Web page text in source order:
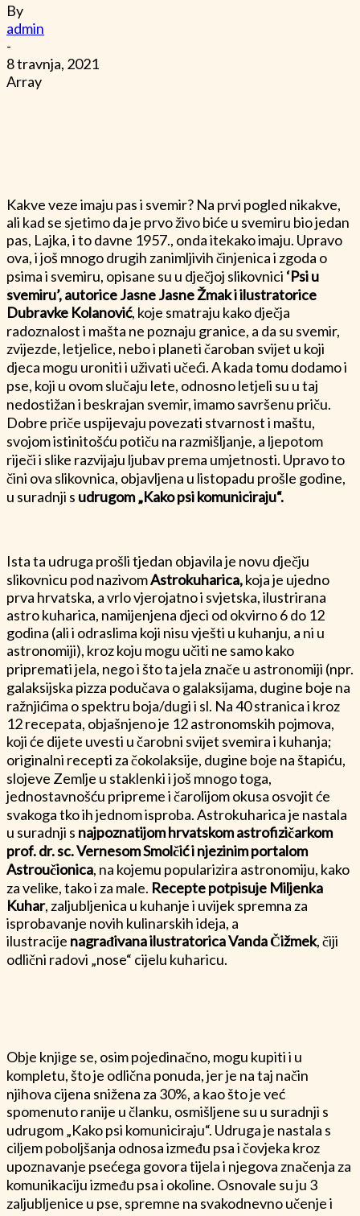
By
admin
-
8 travnja, 2021
Array
Kakve veze imaju pas i svemir? Na prvi pogled nikakve,
ali kad se sjetimo da je prvo živo biće u svemiru bio jedan
pas, Lajka, i to davne 1957., onda itekako imaju. Upravo
ova, i još mnogo drugih zanimljivih činjenica i zgoda o
psima i svemiru, opisane su u dječjoj slikovnici ‘Psi u
svemiru’, autorice Jasne Jasne Žmak i ilustratorice
Dubravke Kolanović, koje smatraju kako dječja
radoznalost i mašta ne poznaju granice, a da su svemir,
zvijezde, letjelice, nebo i planeti čaroban svijet u koji
djeca mogu uroniti i uživati učeći. A kada tomu dodamo i
pse, koji u ovom slučaju lete, odnosno letjeli su u taj
nedostižan i beskrajan svemir, imamo savršenu priču.
Dobre priče uspijevaju povezati stvarnost i maštu,
svojom istinitošću potiču na razmišljanje, a ljepotom
riječi i slike razvijaju ljubav prema umjetnosti. Upravo to
čini ova slikovnica, objavljena u listopadu prošle godine,
u suradnji s udrugom „Kako psi komuniciraju“.
Ista ta udruga prošli tjedan objavila je novu dječju
slikovnicu pod nazivomAstrokuharica,koja je ujedno
prva hrvatska, a vrlo vjerojatno i svjetska, ilustrirana
astro kuharica, namijenjena djeci od okvirno 6 do 12
godina (ali i odraslima koji nisu vješti u kuhanju, a ni u
astronomiji), kroz koju mogu učiti ne samo kako
pripremati jela, nego i što ta jela znače u astronomiji (npr.
galaksijska pizza podučava o galaksijama, dugine boje na
ražnjićima o spektru boja/dugi i sl. Na 40 stranica i kroz
12 recepata, objašnjeno je 12 astronomskih pojmova,
koji će dijete uvesti u čarobni svijet svemira i kuhanja;
originalni recepti za čokolaksije, dugine boje na štapiću,
slojeve Zemlje u staklenki i još mnogo toga,
jednostavnošću pripreme i čarolijom okusa osvojit će
svakoga tko ih jednom isproba. Astrokuharica je nastala
u suradnji s najpoznatijom hrvatskom astrofizičarkom
prof. dr. sc. Vernesom Smolčić i njezinim portalom
Astroučionica, na kojemu popularizira astronomiju, kako
za velike, tako i za male. Recepte potpisuje Miljenka
Kuhar, zaljubljenica u kuhanje i uvijek spremna za
isprobavanje novih kulinarskih ideja, a
ilustracije nagrađivana ilustratorica Vanda Čižmek, čiji
odlični radovi „nose“ cijelu kuharicu.
Obje knjige se, osim pojedinačno, mogu kupiti i u
kompletu, što je odlična ponuda, jer je na taj način
njihova cijena snižena za 30%, a kao što je već
spomenuto ranije u članku, osmišljene su u suradnji s
udrugom „Kako psi komuniciraju“. Udruga je nastala s
ciljem poboljšanja odnosa između psa i čovjeka kroz
upoznavanje psećega govora tijela i njegova značenja za
komunikaciju između psa i okoline. Osnovale su ju 3
zaljubljenice u pse, spremne na svakodnevno učenje i